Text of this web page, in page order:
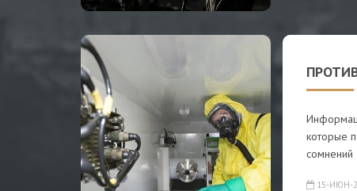
которые
сомнений
15-ИЮН-